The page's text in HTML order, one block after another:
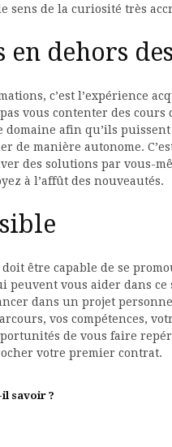
sens de la curiosité très
en dehors
c’est l’expérience
vous contenter des cours
domaine afin qu’ils
de manière autonome.
des solutions par vous-
à l’affût des nouveautés.
être capable de se
vous aider dans ce
dans un projet
vos compétences,
de vous faire
votre premier contrat.
savoir ?